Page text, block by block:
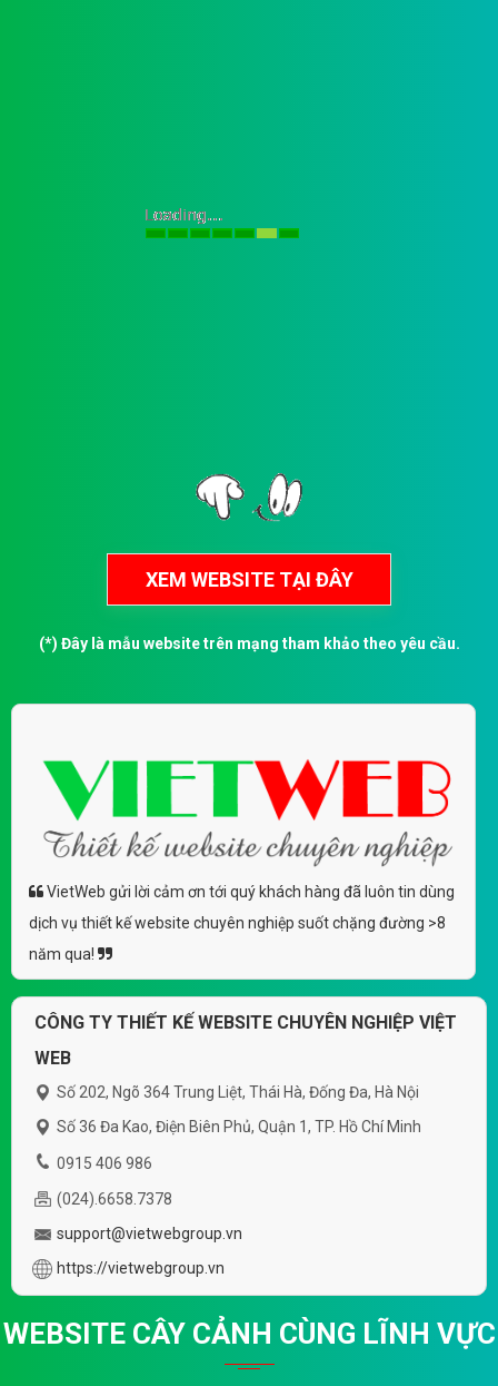
(*) Đây là mẫu website trên mạng tham khảo theo yêu cầu.
VietWeb gửi lời cảm ơn tới quý khách hàng đã luôn tin dùng
dịch vụ thiết kế website chuyên nghiệp suốt chặng đường >8
năm qua!
CÔNG TY THIẾT KẾ WEBSITE CHUYÊN NGHIỆP VIỆT